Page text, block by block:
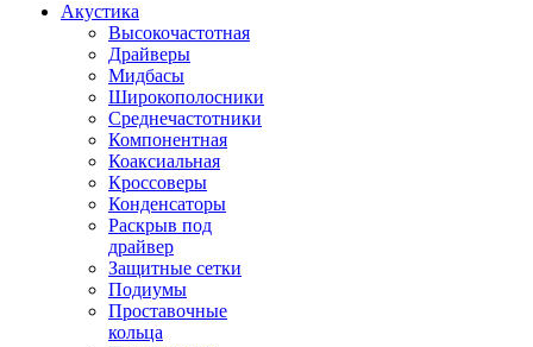
Акустика
Высокочастотная
Драйверы
Мидбасы
Широкополосники
Среднечастотники
Компонентная
Коаксиальная
Кроссоверы
Конденсаторы
Раскрыв под
драйвер
Защитные сетки
Подиумы
Проставочные
кольца